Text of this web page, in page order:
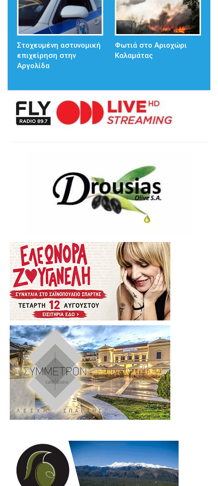
Στοχευμένη αστυνομική
επιχείρηση στην
Αργολίδα
Φωτιά στο Αριοχώρι
Καλαμάτας